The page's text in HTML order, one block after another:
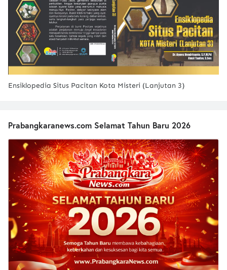
Ensiklopedia Situs Pacitan Kota Misteri (Lanjutan 3)
Prabangkaranews.com Selamat Tahun Baru 2026